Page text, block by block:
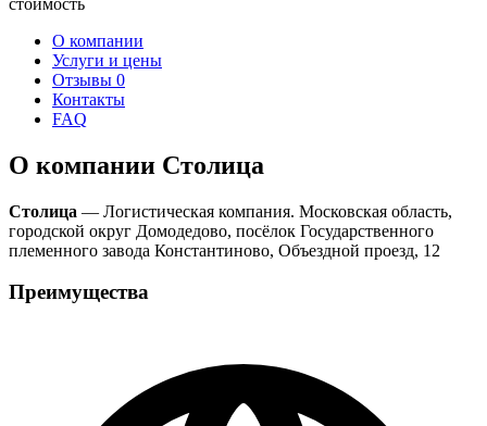
О компании
Услуги и цены
Отзывы 0
Контакты
FAQ
О компании Столица
Столица — Логистическая компания. Московская область,
городской округ Домодедово, посёлок Государственного
племенного завода Константиново, Объездной проезд, 12
Преимущества